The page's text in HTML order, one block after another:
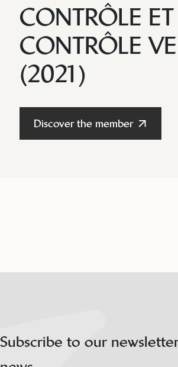
CONTRÔLE
CONTRÔLE
(2021)
Discover the member
Subscribe to our